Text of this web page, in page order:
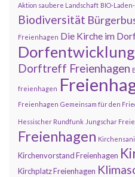
Aktion saubere Landschaft BIO-
Biodiversität
Freienhagen Die Kirche im
Dorftreff Freienhagen
freienhagen
Freienhagen Gemeinsam für den
Hessischer Rundfunk Jungschar
Freienhagen
Kirchenvorstand Freienhagen
Kirchplatz Freienhagen